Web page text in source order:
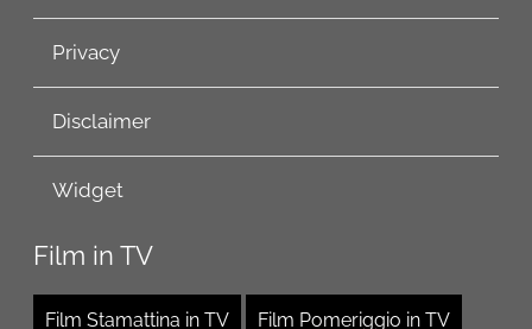
Privacy
Disclaimer
Widget
Film in TV
Film Stamattina in TV Film Pomeriggio in TV